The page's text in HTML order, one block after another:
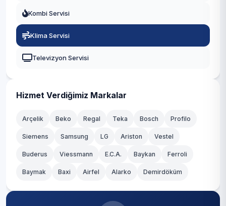
Kombi Servisi
Klima Servisi
Televizyon Servisi
Hizmet Verdiğimiz Markalar
Arçelik Beko Regal Teka Bosch Profilo
Siemens Samsung LG Ariston Vestel
Buderus Viessmann E.C.A. Baykan Ferroli
Baymak Baxi Airfel Alarko Demirdöküm